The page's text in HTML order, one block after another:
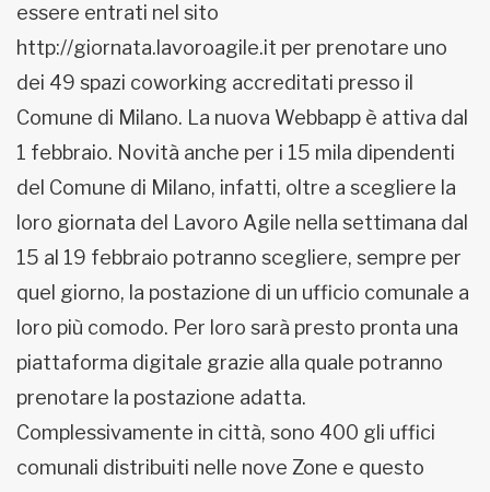
essere entrati nel sito
http://giornata.lavoroagile.it per prenotare uno
dei 49 spazi coworking accreditati presso il
Comune di Milano. La nuova Webbapp è attiva dal
1 febbraio. Novità anche per i 15 mila dipendenti
del Comune di Milano, infatti, oltre a scegliere la
loro giornata del Lavoro Agile nella settimana dal
15 al 19 febbraio potranno scegliere, sempre per
quel giorno, la postazione di un ufficio comunale a
loro più comodo. Per loro sarà presto pronta una
piattaforma digitale grazie alla quale potranno
prenotare la postazione adatta.
Complessivamente in città, sono 400 gli uffici
comunali distribuiti nelle nove Zone e questo